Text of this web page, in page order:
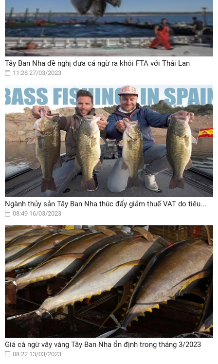
Tây Ban Nha đề nghị đưa cá ngừ ra khỏi FTA với Thái Lan
11:28 27/03/2023
Ngành thủy sản Tây Ban Nha thúc đẩy giảm thuế VAT do tiêu...
08:49 16/03/2023
Giá cá ngừ vây vàng Tây Ban Nha ổn định trong tháng 3/2023
08:22 13/03/2023